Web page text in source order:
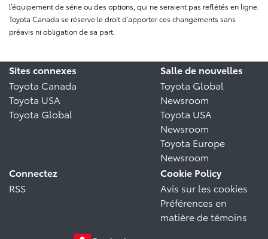
l’équipement de série ou des options, qui ne seraient pas reflétés en ligne.
Toyota Canada se réserve le droit d’apporter ces changements sans
préavis ni obligation de sa part.
Sites connexes
Toyota Canada
Toyota USA
Toyota Global
Salle de nouvelles
Toyota Global
Newsroom
Toyota USA
Newsroom
Toyota Europe
Newsroom
Connectez
RSS
Cookie Policy
Avis sur les cookies
Préférences en
matière de témoins